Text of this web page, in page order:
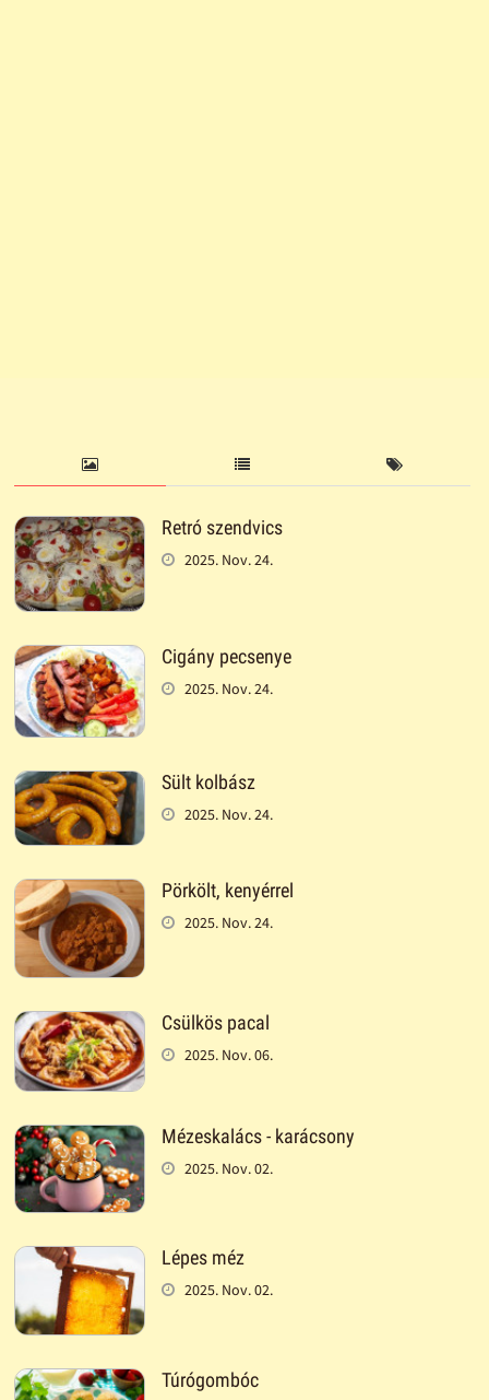
Retró szendvics
2025. Nov. 24.
Cigány pecsenye
2025. Nov. 24.
Sült kolbász
2025. Nov. 24.
Pörkölt, kenyérrel
2025. Nov. 24.
Csülkös pacal
2025. Nov. 06.
Mézeskalács - karácsony
2025. Nov. 02.
Lépes méz
2025. Nov. 02.
Túrógombóc